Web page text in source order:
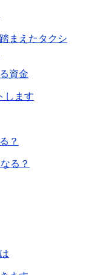
まえたタクシ
資金
します
？
る？